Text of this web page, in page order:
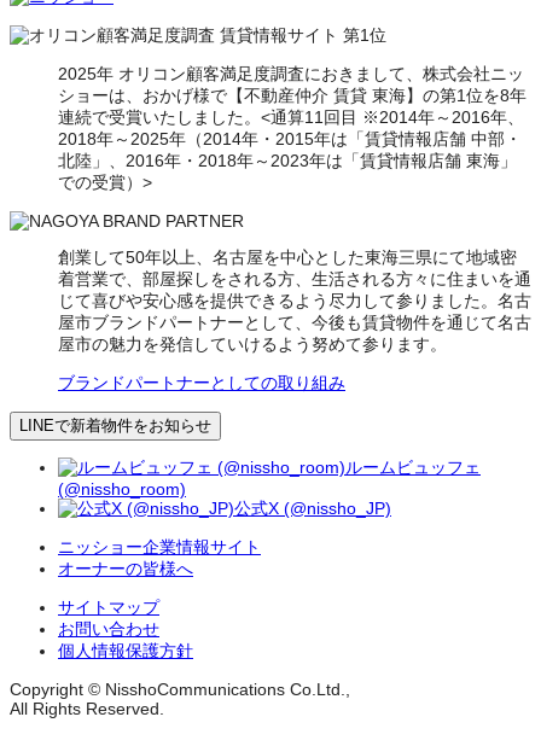
2025年 オリコン顧客満足度調査におきまして、株式会社ニッ
ショーは、おかげ様で【不動産仲介 賃貸 東海】の第1位を8年
連続で受賞いたしました。<通算11回目 ※2014年～2016年、
2018年～2025年（2014年・2015年は「賃貸情報店舗 中部・
北陸」、2016年・2018年～2023年は「賃貸情報店舗 東海」
での受賞）>
創業して50年以上、名古屋を中心とした東海三県にて地域密
着営業で、部屋探しをされる方、生活される方々に住まいを通
じて喜びや安心感を提供できるよう尽力して参りました。名古
屋市ブランドパートナーとして、今後も賃貸物件を通じて名古
屋市の魅力を発信していけるよう努めて参ります。
ブランドパートナーとしての取り組み
LINEで新着物件をお知らせ
ルームビュッフェ
(@nissho_room)
公式X (@nissho_JP)
ニッショー企業情報サイト
オーナーの皆様へ
サイトマップ
お問い合わせ
個人情報保護方針
Copyright © NisshoCommunications Co.Ltd.,
All Rights Reserved.